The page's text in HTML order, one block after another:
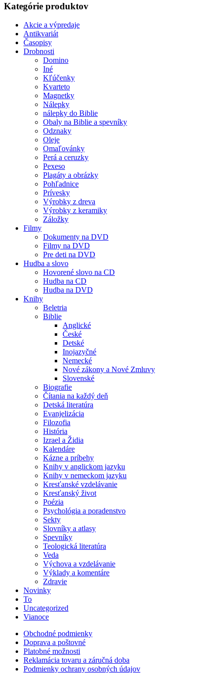
Kategórie produktov
Akcie a výpredaje
Antikvariát
Časopisy
Drobnosti
Domino
Iné
Kľúčenky
Kvarteto
Magnetky
Nálepky
nálepky do Biblie
Obaly na Biblie a spevníky
Odznaky
Oleje
Omaľovánky
Perá a ceruzky
Pexeso
Plagáty a obrázky
Pohľadnice
Prívesky
Výrobky z dreva
Výrobky z keramiky
Záložky
Filmy
Dokumenty na DVD
Filmy na DVD
Pre deti na DVD
Hudba a slovo
Hovorené slovo na CD
Hudba na CD
Hudba na DVD
Knihy
Beletria
Biblie
Anglické
České
Detské
Inojazyčné
Nemecké
Nové zákony a Nové Zmluvy
Slovenské
Biografie
Čítania na každý deň
Detská literatúra
Evanjelizácia
Filozofia
História
Izrael a Židia
Kalendáre
Kázne a príbehy
Knihy v anglickom jazyku
Knihy v nemeckom jazyku
Kresťanské vzdelávanie
Kresťanský život
Poézia
Psychológia a poradenstvo
Sekty
Slovníky a atlasy
Spevníky
Teologická literatúra
Veda
Výchova a vzdelávanie
Výklady a komentáre
Zdravie
Novinky
To
Uncategorized
Vianoce
Obchodné podmienky
Doprava a poštovné
Platobné možnosti
Reklamácia tovaru a záručná doba
Podmienky ochrany osobných údajov